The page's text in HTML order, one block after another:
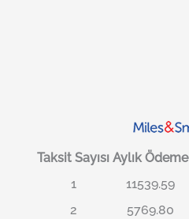
Taksit Sayısı Aylık Ödeme
1
11539.59
2
5769.80